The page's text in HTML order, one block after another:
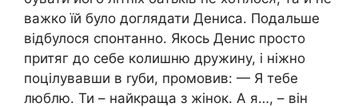
важко їй було доглядати Дениса. Подальше
відбулося спонтанно. Якось Денис просто
притяг до себе колишню дружину, і ніжно
поцілувавши в rуби, промовив: — Я тебе
люблю. Ти – найкраща з жінок. А я…, – він